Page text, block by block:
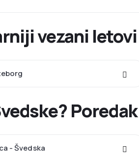
vezani
- Švedska